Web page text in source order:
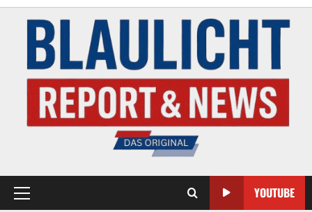
YOUTUBE